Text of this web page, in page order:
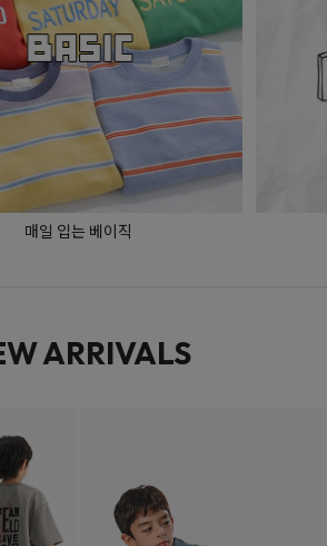
매일 입는 베이직
ARRIVALS